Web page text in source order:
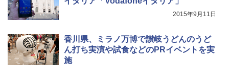
2015年9月11日
香川県、ミラノ万博で讃岐うどんのうど
ん打ち実演や試食などのPRイベントを実
施